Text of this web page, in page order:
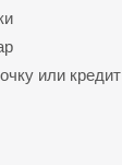
или кредит